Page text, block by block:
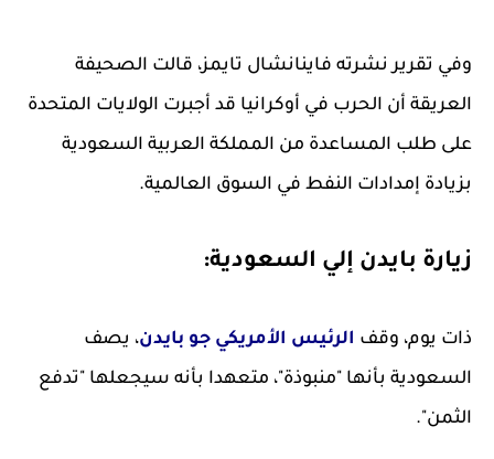
وفي تقرير نشرته فاينانشال تايمز، قالت الصحيفة
العريقة أن الحرب في أوكرانيا قد أجبرت الولايات المتحدة
على طلب المساعدة من المملكة العربية السعودية
بزيادة إمدادات النفط في السوق العالمية.
زيارة بايدن إلي السعودية:
ذات يوم، وقف الرئيس الأمريكي جو بايدن، يصف
السعودية بأنها "منبوذة"، متعهدا بأنه سيجعلها "تدفع
الثمن".